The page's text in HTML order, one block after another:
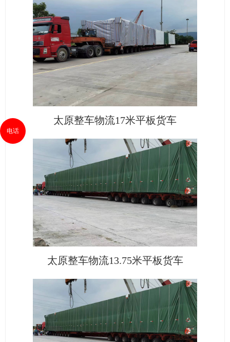
太原整车物流17米平板货车
太原整车物流13.75米平板货车
电话